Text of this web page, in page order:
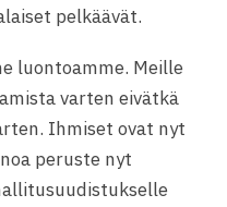
pelkäävät.
luontoamme. Meille
varten eivätkä
Ihmiset ovat nyt
peruste nyt